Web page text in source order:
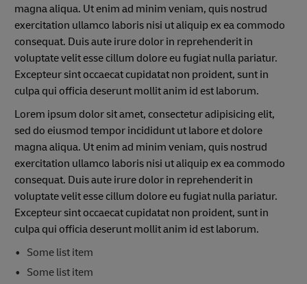
magna aliqua. Ut enim ad minim veniam, quis nostrud
exercitation ullamco laboris nisi ut aliquip ex ea commodo
consequat. Duis aute irure dolor in reprehenderit in
voluptate velit esse cillum dolore eu fugiat nulla pariatur.
Excepteur sint occaecat cupidatat non proident, sunt in
culpa qui officia deserunt mollit anim id est laborum.
Lorem ipsum dolor sit amet, consectetur adipisicing elit,
sed do eiusmod tempor incididunt ut labore et dolore
magna aliqua. Ut enim ad minim veniam, quis nostrud
exercitation ullamco laboris nisi ut aliquip ex ea commodo
consequat. Duis aute irure dolor in reprehenderit in
voluptate velit esse cillum dolore eu fugiat nulla pariatur.
Excepteur sint occaecat cupidatat non proident, sunt in
culpa qui officia deserunt mollit anim id est laborum.
Some list item
Some list item